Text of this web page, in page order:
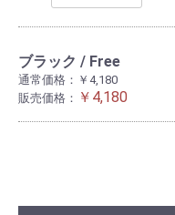
ブラック / Free
通常価格：￥4,180
販売価格： ￥4,180